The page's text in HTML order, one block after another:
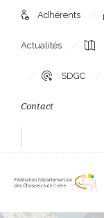
Adhérents
Actualités
SDGC
Contact